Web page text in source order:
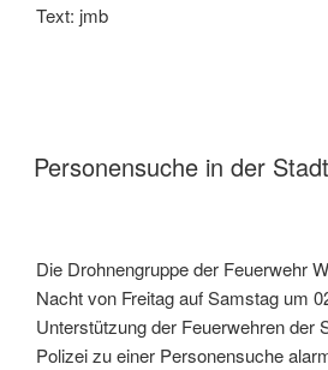
Text: jmb
Personensuche in der
Die Drohnengruppe der Feuerwehr
Nacht von Freitag auf Samstag um
Unterstützung der Feuerwehren der
Polizei zu einer Personensuche